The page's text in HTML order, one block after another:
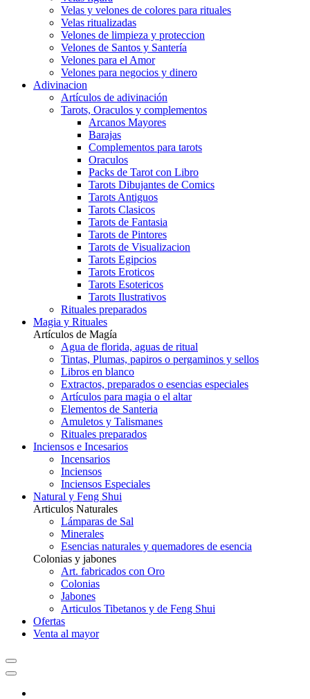
Velas y velones de colores para rituales
Velas ritualizadas
Velones de limpieza y proteccion
Velones de Santos y Santería
Velones para el Amor
Velones para negocios y dinero
Adivinacion
Artículos de adivinación
Tarots, Oraculos y complementos
Arcanos Mayores
Barajas
Complementos para tarots
Oraculos
Packs de Tarot con Libro
Tarots Dibujantes de Comics
Tarots Antiguos
Tarots Clasicos
Tarots de Fantasia
Tarots de Pintores
Tarots de Visualizacion
Tarots Egipcios
Tarots Eroticos
Tarots Esotericos
Tarots Ilustrativos
Rituales preparados
Magia y Rituales
Artículos de Magía
Agua de florida, aguas de ritual
Tintas, Plumas, papiros o pergaminos y sellos
Libros en blanco
Extractos, preparados o esencias especiales
Artículos para magia o el altar
Elementos de Santeria
Amuletos y Talismanes
Rituales preparados
Inciensos e Incesarios
Incensarios
Inciensos
Inciensos Especiales
Natural y Feng Shui
Articulos Naturales
Lámparas de Sal
Minerales
Esencias naturales y quemadores de esencia
Colonias y jabones
Art. fabricados con Oro
Colonias
Jabones
Articulos Tibetanos y de Feng Shui
Ofertas
Venta al mayor